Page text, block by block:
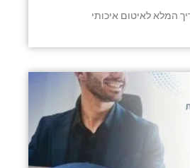
המלא לאיטום איכותי